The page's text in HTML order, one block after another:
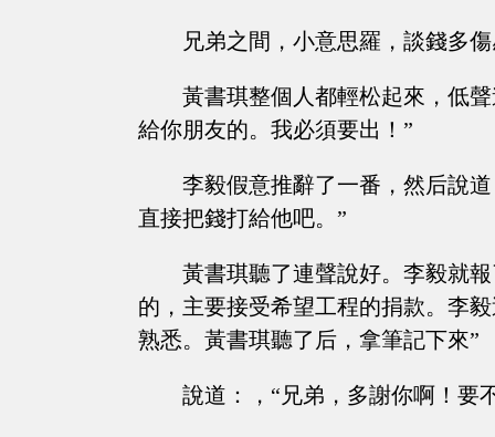
兄弟之間，小意思羅，談錢多
黃書琪整個人都輕松起來，低
給你朋友的。我必須要出！”
李毅假意推辭了一番，然后說
直接把錢打給他吧。”
黃書琪聽了連聲說好。李毅就
的，主要接受希望工程的捐款。李
熟悉。黃書琪聽了后，拿筆記下來”
說道：，“兄弟，多謝你啊！要